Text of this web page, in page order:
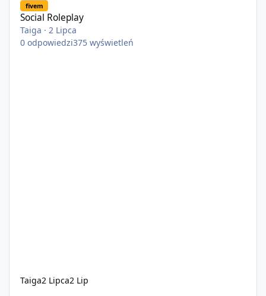
fivem
Social Roleplay
Taiga ·2 Lipca
0 odpowiedzi375 wyświetleń
Taiga2 Lipca2 Lip